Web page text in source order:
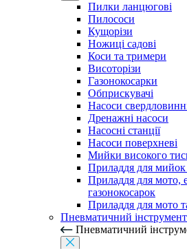
Пилки ланцюгові
Пилососи
Кущорізи
Ножиці садові
Коси та тримери
Висоторізи
Газонокосарки
Обприскувачі
Насоси
Дренажні насоси
Насосні станції
Насоси поверхневі
Мийки високого
Приладдя для мийок
Приладдя для мото,
газонокосарок
Приладдя для мото
Пневматичний
Пневматичний